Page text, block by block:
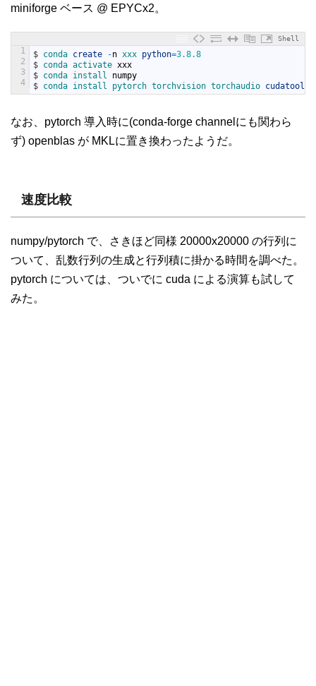
miniforge ベース @ EPYCx2。
Shell
1
2
3
4
$ conda create -n xxx python=3.8.8
$ conda activate xxx
$ conda install numpy
$ conda install pytorch torchvision torchaudio
なお、pytorch 導入時に(conda-forge channelにも関わら
ず) openblas が MKLに置き換わったようだ。
速度比較
numpy/pytorch で、さきほど同様 20000x20000 の行列に
ついて、乱数行列の生成と行列積に掛かる時間を調べた。
pytorch については、ついでに cuda による演算も試して
みた。